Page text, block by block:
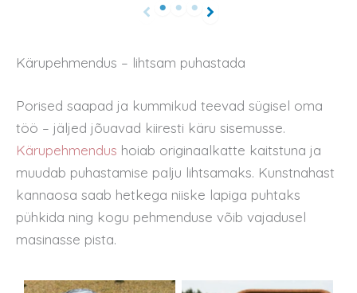
Kärupehmendus – lihtsam puhastada
Porised saapad ja kummikud teevad sügisel oma
töö – jäljed jõuavad kiiresti käru sisemusse.
Kärupehmendus hoiab originaalkatte kaitstuna ja
muudab puhastamise palju lihtsamaks. Kunstnahast
kannaosa saab hetkega niiske lapiga puhtaks
pühkida ning kogu pehmenduse võib vajadusel
masinasse pista.